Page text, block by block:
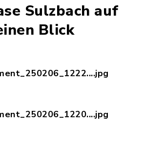
Sulzbach auf
Blick